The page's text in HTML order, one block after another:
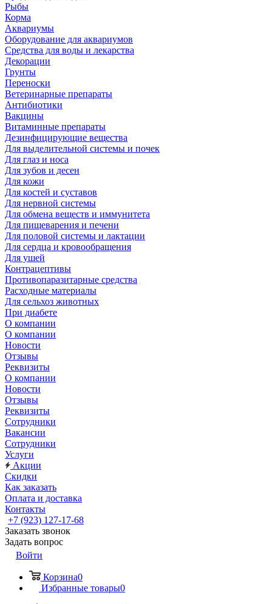
Рыбы
Корма
Аквариумы
Оборудование для аквариумов
Средства для воды и лекарства
Декорации
Грунты
Переноски
Ветеринарные препараты
Антибиотики
Вакцины
Витаминные препараты
Дезинфицирующие вещества
Для выделительной системы и почек
Для глаз и носа
Для зубов и десен
Для кожи
Для костей и суставов
Для нервной системы
Для обмена веществ и иммунитета
Для пищеварения и печени
Для половой системы и лактации
Для сердца и кровообращения
Для ушей
Контрацептивы
Противопаразитарные средства
Расходные материалы
Для сельхоз животных
При диабете
О компании
О компании
Новости
Отзывы
Реквизиты
О компании
Новости
Отзывы
Реквизиты
Сотрудники
Вакансии
Сотрудники
Услуги
Акции
Скидки
Как заказать
Оплата и доставка
Контакты
+7 (923) 127-17-68
Заказать звонок
Задать вопрос
Войти
Корзина0
Избранные товары0